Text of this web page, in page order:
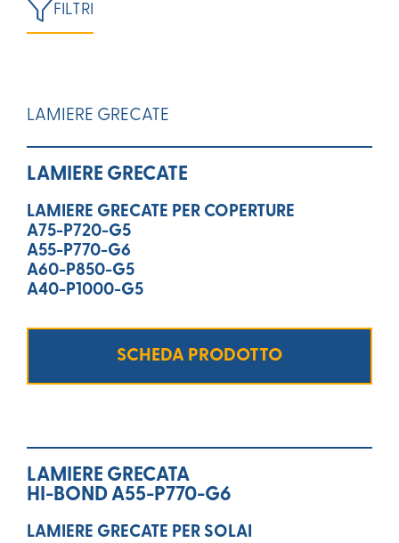
FILTRI
LAMIERE GRECATE
LAMIERE GRECATE
LAMIERE GRECATE PER COPERTURE
A75-P720-G5
A55-P770-G6
A60-P850-G5
A40-P1000-G5
SCHEDA PRODOTTO
LAMIERE GRECATA
HI-BOND A55-P770-G6
LAMIERE GRECATE PER SOLAI